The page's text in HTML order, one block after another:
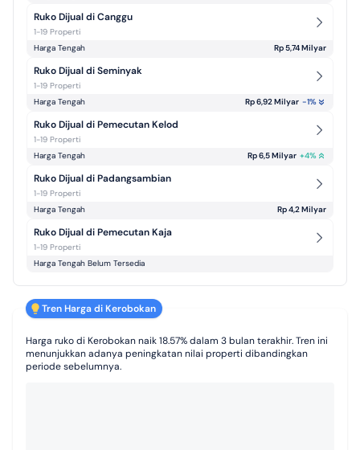
Tren Harga di Kerobokan
Harga ruko di Kerobokan naik 18.57% dalam 3 bulan terakhir. Tren ini
menunjukkan adanya peningkatan nilai properti dibandingkan
periode sebelumnya.
Ruko Dijual di Canggu
1-19 Properti
Harga Tengah
Rp 5,74 Milyar
Ruko Dijual di Seminyak
1-19 Properti
Harga Tengah
Rp 6,92 Milyar -1%
Ruko Dijual di Pemecutan Kelod
1-19 Properti
Harga Tengah
Rp 6,5 Milyar +4%
Ruko Dijual di Padangsambian
1-19 Properti
Harga Tengah
Rp 4,2 Milyar
Ruko Dijual di Pemecutan Kaja
1-19 Properti
Harga Tengah Belum Tersedia